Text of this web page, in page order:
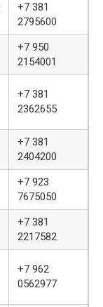
+7 381
2795600
+7 950
2154001
+7 381
2362655
+7 381
2404200
+7 923
7675050
+7 381
2217582
+7 962
0562977